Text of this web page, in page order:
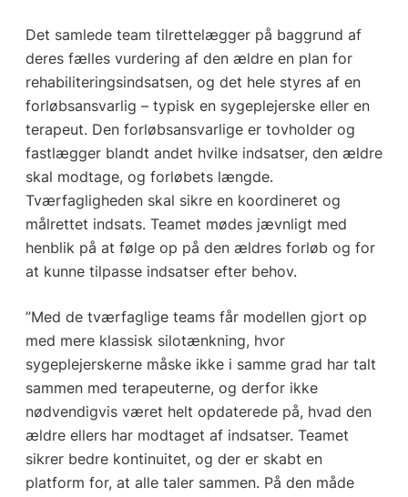
Det samlede team tilrettelægger på baggrund af
deres fælles vurdering af den ældre en plan for
rehabiliteringsindsatsen, og det hele styres af en
forløbsansvarlig – typisk en sygeplejerske eller en
terapeut. Den forløbsansvarlige er tovholder og
fastlægger blandt andet hvilke indsatser, den ældre
skal modtage, og forløbets længde.
Tværfagligheden skal sikre en koordineret og
målrettet indsats. Teamet mødes jævnligt med
henblik på at følge op på den ældres forløb og for
at kunne tilpasse indsatser efter behov.
”Med de tværfaglige teams får modellen gjort op
med mere klassisk silotænkning, hvor
sygeplejerskerne måske ikke i samme grad har talt
sammen med terapeuterne, og derfor ikke
nødvendigvis været helt opdaterede på, hvad den
ældre ellers har modtaget af indsatser. Teamet
sikrer bedre kontinuitet, og der er skabt en
platform for, at alle taler sammen. På den måde